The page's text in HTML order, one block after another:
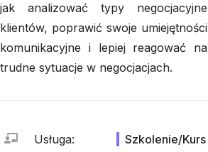
jak analizować typy negocjacyjne
klientów, poprawić swoje umiejętności
komunikacyjne i lepiej reagować na
trudne sytuacje w negocjacjach.
Usługa: Szkolenie/Kurs